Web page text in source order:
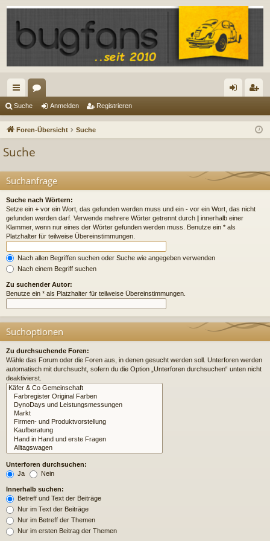
ch
ne
riff
en m
n
ist
n
Suche Anmelden Registrieren
Foren-Übersicht Suche
Suche
Suchanfrage
Suche nach Wörtern:
Setze ein + vor ein Wort, das gefunden werden muss und ein - vor ein Wort, das nicht
gefunden werden darf. Verwende mehrere Wörter getrennt durch | innerhalb einer
Klammer, wenn nur eines der Wörter gefunden werden muss. Benutze ein * als
Platzhalter für teilweise Übereinstimmungen.
Nach allen Begriffen suchen oder Suche wie angegeben verwenden
Nach einem Begriff suchen
Zu suchender Autor:
Benutze ein * als Platzhalter für teilweise Übereinstimmungen.
Suchoptionen
Zu durchsuchende Foren:
Wähle das Forum oder die Foren aus, in denen gesucht werden soll. Unterforen werden
automatisch mit durchsucht, sofern du die Option „Unterforen durchsuchen“ unten nicht
deaktivierst.
Unterforen durchsuchen:
Ja
Nein
Innerhalb suchen:
Betreff und Text der Beiträge
Nur im Text der Beiträge
Nur im Betreff der Themen
Nur im ersten Beitrag der Themen